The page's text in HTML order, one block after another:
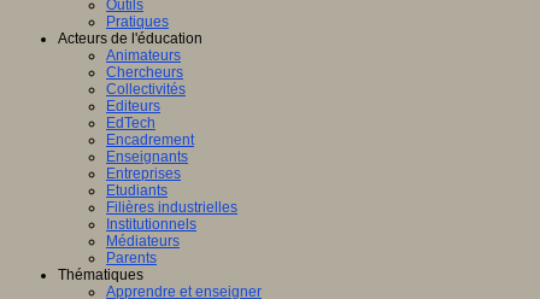
Outils
Pratiques
Acteurs de l'éducation
Animateurs
Chercheurs
Collectivités
Editeurs
EdTech
Encadrement
Enseignants
Entreprises
Etudiants
Filières industrielles
Institutionnels
Médiateurs
Parents
Thématiques
Apprendre et enseigner